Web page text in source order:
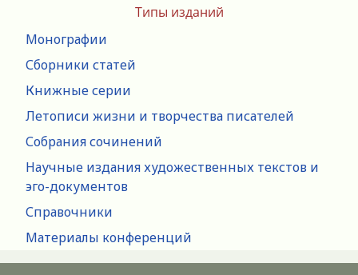
Типы изданий
Монографии
Сборники статей
Книжные серии
Летописи жизни и творчества писателей
Собрания сочинений
Научные издания художественных текстов и
эго-документов
Справочники
Материалы конференций